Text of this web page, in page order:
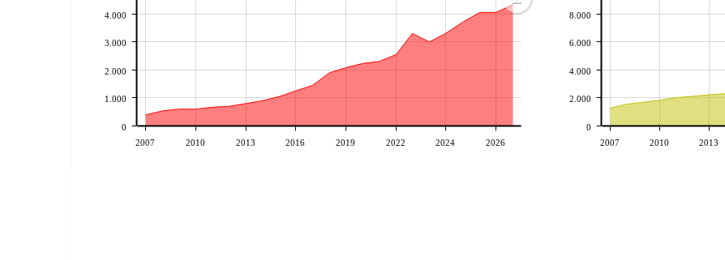
2007 2010 2013 2016 2019 2022 2024 2026
0
1.000
2.000
3.000
4.000
2007 2010 2013
0
2.000
4.000
6.000
8.000